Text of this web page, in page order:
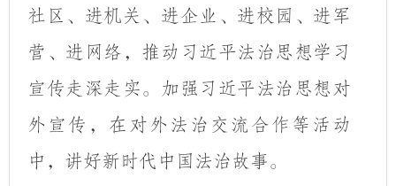
社区、进机关、进企业、进校园、进军
营、进网络，推动习近平法治思想学习
宣传走深走实。加强习近平法治思想对
外宣传，在对外法治交流合作等活动
中，讲好新时代中国法治故事。